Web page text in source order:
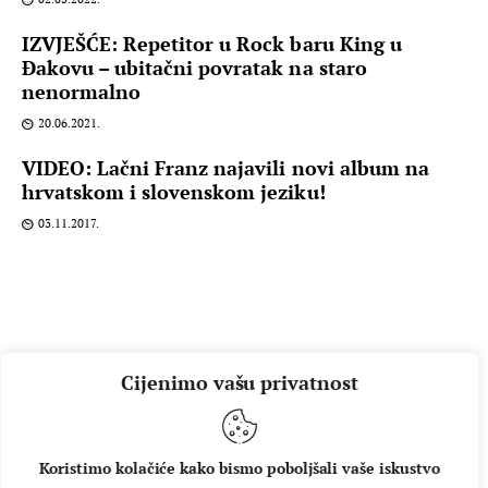
Cijenimo vašu privatnost
Koristimo kolačiće kako bismo poboljšali vaše iskustvo
IZVJEŠĆE: Repetitor u Rock baru King u
Đakovu – ubitačni povratak na staro
nenormalno
20.06.2021.
VIDEO: Lačni Franz najavili novi album na
hrvatskom i slovenskom jeziku!
03.11.2017.